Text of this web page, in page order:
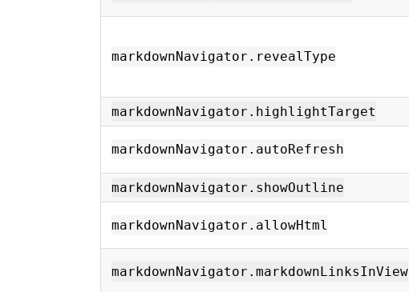
markdownNavigator.revealType
markdownNavigator.highlightTarget
markdownNavigator.autoRefresh
markdownNavigator.showOutline
markdownNavigator.allowHtml
markdownNavigator.markdownLinksInView